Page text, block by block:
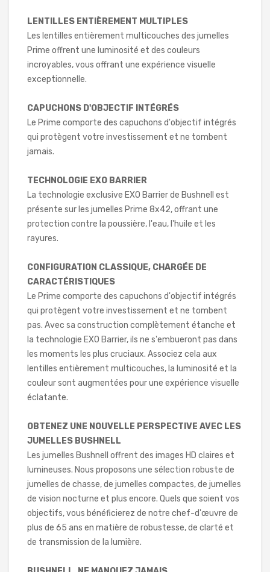
LENTILLES ENTIÈREMENT MULTIPLES
Les lentilles entièrement multicouches des jumelles
Prime offrent une luminosité et des couleurs
incroyables, vous offrant une expérience visuelle
exceptionnelle.
CAPUCHONS D'OBJECTIF INTÉGRÉS
Le Prime comporte des capuchons d'objectif intégrés
qui protègent votre investissement et ne tombent
jamais.
TECHNOLOGIE EXO BARRIER
La technologie exclusive EXO Barrier de Bushnell est
présente sur les jumelles Prime 8x42, offrant une
protection contre la poussière, l'eau, l'huile et les
rayures.
CONFIGURATION CLASSIQUE, CHARGÉE DE
CARACTÉRISTIQUES
Le Prime comporte des capuchons d'objectif intégrés
qui protègent votre investissement et ne tombent
pas. Avec sa construction complètement étanche et
la technologie EXO Barrier, ils ne s'embueront pas dans
les moments les plus cruciaux. Associez cela aux
lentilles entièrement multicouches, la luminosité et la
couleur sont augmentées pour une expérience visuelle
éclatante.
OBTENEZ UNE NOUVELLE PERSPECTIVE AVEC LES
JUMELLES BUSHNELL
Les jumelles Bushnell offrent des images HD claires et
lumineuses. Nous proposons une sélection robuste de
jumelles de chasse, de jumelles compactes, de jumelles
de vision nocturne et plus encore. Quels que soient vos
objectifs, vous bénéficierez de notre chef-d'œuvre de
plus de 65 ans en matière de robustesse, de clarté et
de transmission de la lumière.